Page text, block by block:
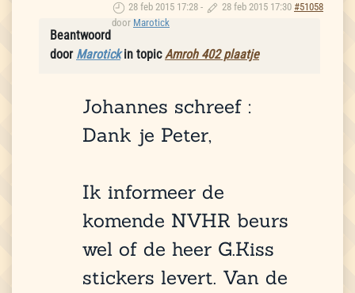
28 feb 2015 17:28 - 28 feb 2015 17:30 #51058
door Marotick
Beantwoord
door Marotickin topicAmroh 402 plaatje
Johannes schreef :
Dank je Peter,
Ik informeer de
komende NVHR beurs
wel of de heer G.Kiss
stickers levert. Van de